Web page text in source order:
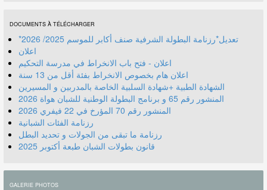
DOCUMENTS À TÉLÉCHARGER
*تعديل*رزنامة البطولة الشرفية صنف أكابر للموسم 2025/ 2026
اعلان
اعلان - فتح باب الانخراط في مدرسة التحكيم
اعلان هام بخصوص الانخراط بفئة أقل من 13 سنة
الشهادة الطبية +شهادة السلبية الخاصة بالمدربين و المسيرين
المنشور رقم 70 المؤرخ في 22 فيفري 2026
رزنامة الفئات الشبانية
رزنامة ما تبقى من الجولات و تحديد البطل
قانون بطولات الشبان طبعة أكتوبر 2025
GALERIE PHOTOS